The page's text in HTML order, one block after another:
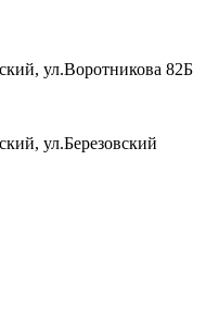
ул.Воротникова 82Б
ул.Березовский